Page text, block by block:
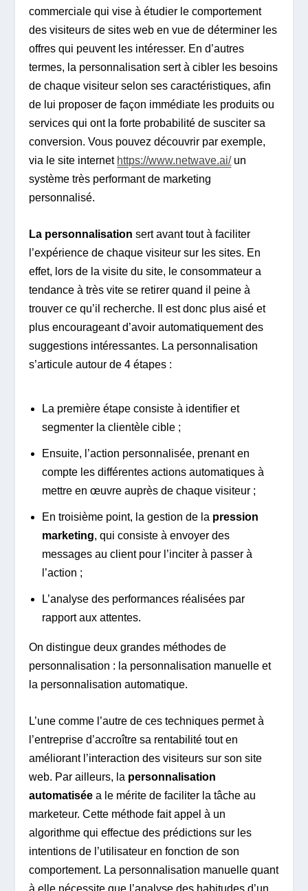
commerciale qui vise à étudier le comportement
des visiteurs de sites web en vue de déterminer les
offres qui peuvent les intéresser. En d’autres
termes, la personnalisation sert à cibler les besoins
de chaque visiteur selon ses caractéristiques, afin
de lui proposer de façon immédiate les produits ou
services qui ont la forte probabilité de susciter sa
conversion. Vous pouvez découvrir par exemple,
via le site internet https://www.netwave.ai/un
système très performant de marketing
personnalisé.
La personnalisation sert avant tout à faciliter
l’expérience de chaque visiteur sur les sites. En
effet, lors de la visite du site, le consommateur a
tendance à très vite se retirer quand il peine à
trouver ce qu’il recherche. Il est donc plus aisé et
plus encourageant d’avoir automatiquement des
suggestions intéressantes. La personnalisation
s’articule autour de 4 étapes :
La première étape consiste à identifier et
segmenter la clientèle cible ;
Ensuite, l’action personnalisée, prenant en
compte les différentes actions automatiques à
mettre en œuvre auprès de chaque visiteur ;
En troisième point, la gestion de la pression
marketing, qui consiste à envoyer des
messages au client pour l’inciter à passer à
l’action ;
L’analyse des performances réalisées par
rapport aux attentes.
On distingue deux grandes méthodes de
personnalisation : la personnalisation manuelle et
la personnalisation automatique.
L’une comme l’autre de ces techniques permet à
l’entreprise d’accroître sa rentabilité tout en
améliorant l’interaction des visiteurs sur son site
web. Par ailleurs, la personnalisation
automatisée a le mérite de faciliter la tâche au
marketeur. Cette méthode fait appel à un
algorithme qui effectue des prédictions sur les
intentions de l’utilisateur en fonction de son
comportement. La personnalisation manuelle quant
à elle nécessite que l’analyse des habitudes d’un